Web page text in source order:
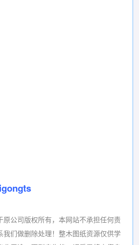
原公司版权所有，本网站不承担任何责
们做删除处理！ 整木图纸资源仅供学